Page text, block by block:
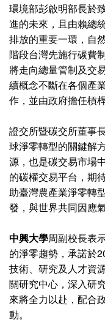
環境部彭啟明部長於
進的未來，且由賴總
排放的重要一環，自
階段台灣先施行碳費
將走向總量管制及交
續概念不斷在各個產
作，並由政府擔任槓
證交所暨碳交所董事
球淨零轉型的關鍵解
源，也是碳交易市場
的碳權交易平台，期
助臺灣農產業淨零轉
發，與世界共同因應
中興大學周副校長表
的淨零趨勢，承諾於
技術、研究及人才資
關研究中心，深入研
來將全力以赴，配合
動。